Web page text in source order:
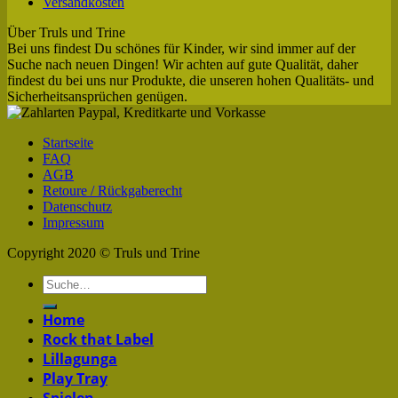
Über Truls und Trine
Bei uns findest Du schönes für Kinder, wir sind immer auf der
Suche nach neuen Dingen! Wir achten auf gute Qualität, daher
findest du bei uns nur Produkte, die unseren hohen Qualitäts- und
Sicherheitsansprüchen genügen.
Startseite
FAQ
AGB
Retoure / Rückgaberecht
Datenschutz
Impressum
Copyright 2020 © Truls und Trine
Home
Rock that Label
Lillagunga
Play Tray